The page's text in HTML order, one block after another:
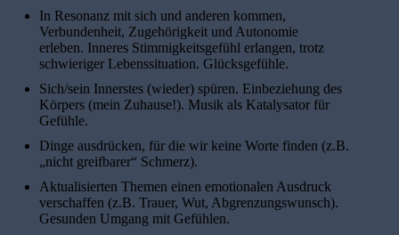
In Resonanz mit sich und anderen kommen,
Verbundenheit, Zugehörigkeit und Autonomie
erleben. Inneres Stimmigkeitsgefühl erlangen, trotz
schwieriger Lebenssituation. Glücksgefühle.
Sich/sein Innerstes (wieder) spüren. Einbeziehung des
Körpers (mein Zuhause!). Musik als Katalysator für
Gefühle.
Dinge ausdrücken, für die wir keine Worte finden (z.B.
„nicht greifbarer“ Schmerz).
Aktualisierten Themen einen emotionalen Ausdruck
verschaffen (z.B. Trauer, Wut, Abgrenzungswunsch).
Gesunden Umgang mit Gefühlen.